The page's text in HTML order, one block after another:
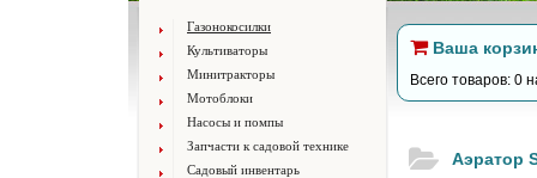
Газонокосилки
Культиваторы
Минитракторы
Мотоблоки
Насосы и помпы
Запчасти к садовой технике
Садовый инвентарь
Ваша
Всего товаров: 0
Аэратор